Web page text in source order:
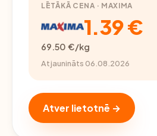
LĒTĀKĀ CENA · MAXIMA
1.39 €
69.50 €/kg
Atjaunināts 06.08.2026
Atver lietotnē →